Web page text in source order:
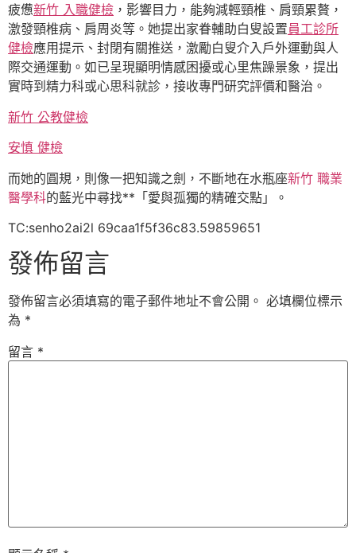
疲憊新竹 入職健檢 ，影響目力，能夠減輕頸椎、肩頸累贅，
激發頸椎病、肩周炎等。她提出家眷輔助白叟設置員工診所
健檢應用提示、封閉有關推送，激勵白叟介入戶外運動與人
際交通運動。如已呈現顯明情感困擾或心里焦躁景象，提出
實時到精力科或心思科就診，接收專門研究評價和醫治。
新竹 公教健檢
安慎 健檢
而她的圓規，則像一把知識之劍，不斷地在水瓶座新竹 職業
醫學科的藍光中尋找**「愛與孤獨的精確交點」。
TC:senho2ai2l 69caa1f5f36c83.59859651
發佈留言
發佈留言必須填寫的電子郵件地址不會公開。 必填欄位標示
為 *
留言 *